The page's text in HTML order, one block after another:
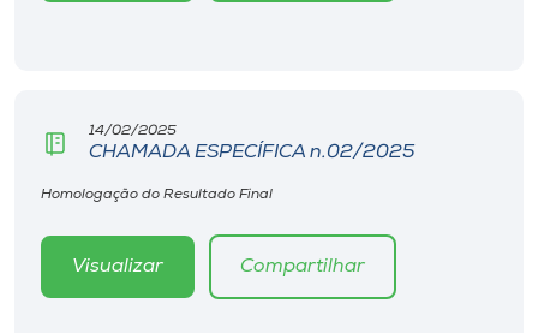
14/02/2025
CHAMADA ESPECÍFICA n.02/2025
Homologação do Resultado Final
Visualizar Compartilhar